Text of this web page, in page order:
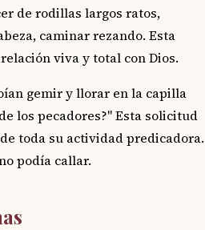
de rodillas largos ratos,
caminar rezando. Esta
viva y total con Dios.
gemir y llorar en la capilla
los pecadores?" Esta solicitud
toda su actividad predicadora.
podía callar.